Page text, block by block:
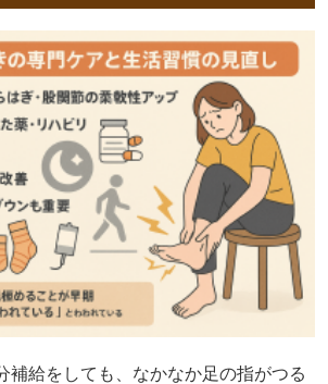
補給をしても、なかなか足の指がつる